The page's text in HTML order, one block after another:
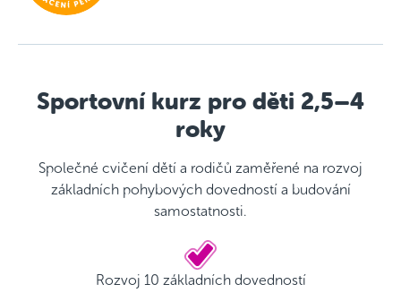
Sportovní kurz pro děti 2,5–4
roky
Společné cvičení dětí a rodičů zaměřené na rozvoj
základních pohybových dovedností a budování
samostatnosti.
Rozvoj 10 základních dovedností